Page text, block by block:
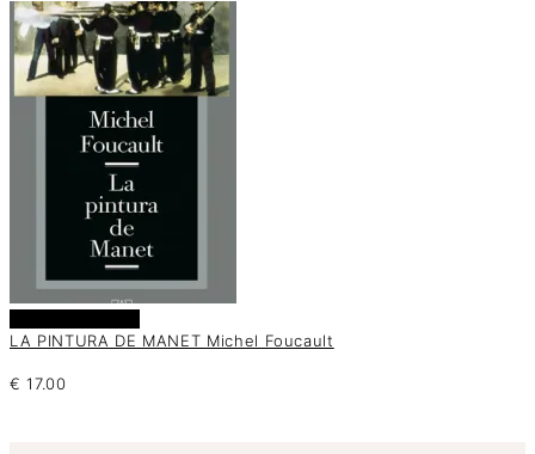
LA PINTURA DE MANET Michel Foucault
€ 17.00